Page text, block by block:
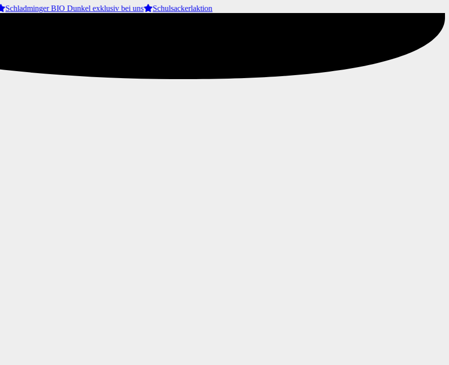
Schladminger BIO Dunkel exklusiv bei uns Schulsackerlaktion